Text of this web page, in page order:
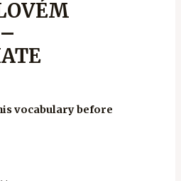
vocabulary before